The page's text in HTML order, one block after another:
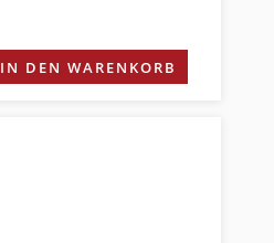
IN DEN WARENKORB